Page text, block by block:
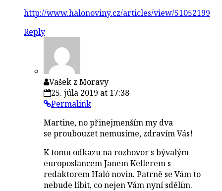
http://www.halonoviny.cz/articles/view/51052199
Reply
Vašek z Moravy
25. júla 2019 at 17:38
Permalink
Martine, no přinejmenším my dva
se proubouzet nemusíme, zdravím Vás!
K tomu odkazu na rozhovor s bývalým
europoslancem Janem Kellerem s
redaktorem Haló novin. Patrně se Vám to
nebude líbit, co nejen Vám nyní sdělím.